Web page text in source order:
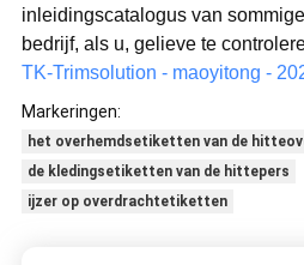
inleidingscatalogus van
bedrijf, als u, gelieve te
TK-Trimsolution - maoyitong -
Markeringen:
het overhemdsetiketten van de
de kledingsetiketten van de hittepers
ijzer op overdrachtetiketten